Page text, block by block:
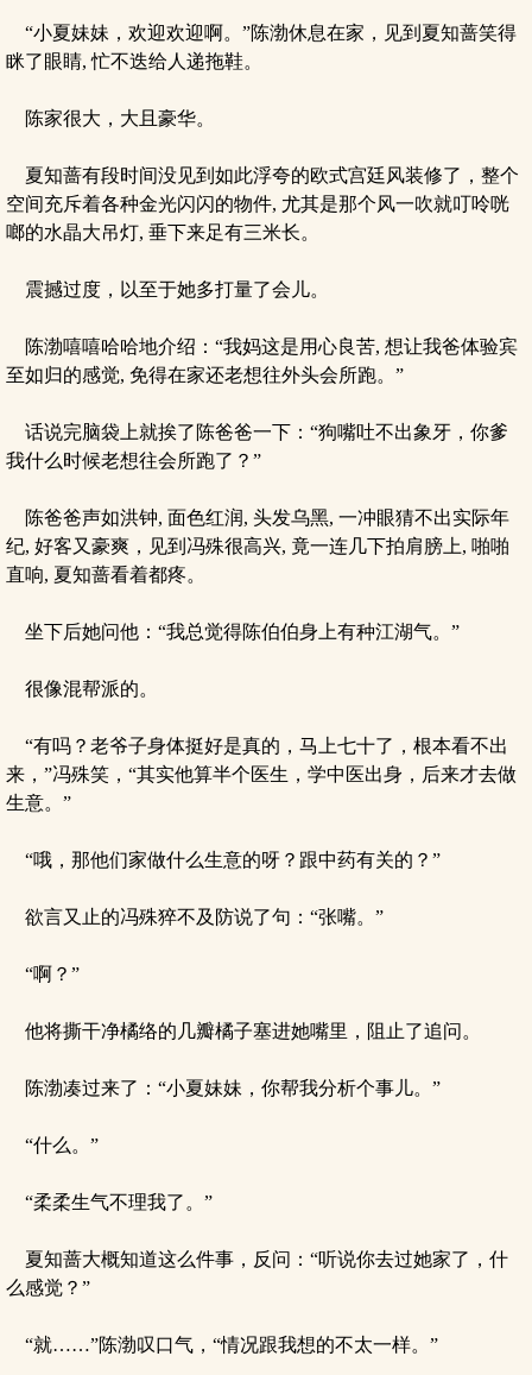
“小夏妹妹，欢迎欢迎啊。”陈渤休息在家，见到夏知蔷笑得
眯了眼睛, 忙不迭给人递拖鞋。
陈家很大，大且豪华。
夏知蔷有段时间没见到如此浮夸的欧式宫廷风装修了，整个
空间充斥着各种金光闪闪的物件, 尤其是那个风一吹就叮呤咣
啷的水晶大吊灯, 垂下来足有三米长。
震撼过度，以至于她多打量了会儿。
陈渤嘻嘻哈哈地介绍：“我妈这是用心良苦, 想让我爸体验宾
至如归的感觉, 免得在家还老想往外头会所跑。”
话说完脑袋上就挨了陈爸爸一下：“狗嘴吐不出象牙，你爹
我什么时候老想往会所跑了？”
陈爸爸声如洪钟, 面色红润, 头发乌黑, 一冲眼猜不出实际年
纪, 好客又豪爽，见到冯殊很高兴, 竟一连几下拍肩膀上, 啪啪
直响, 夏知蔷看着都疼。
坐下后她问他：“我总觉得陈伯伯身上有种江湖气。”
很像混帮派的。
“有吗？老爷子身体挺好是真的，马上七十了，根本看不出
来，”冯殊笑，“其实他算半个医生，学中医出身，后来才去做
生意。”
“哦，那他们家做什么生意的呀？跟中药有关的？”
欲言又止的冯殊猝不及防说了句：“张嘴。”
“啊？”
他将撕干净橘络的几瓣橘子塞进她嘴里，阻止了追问。
陈渤凑过来了：“小夏妹妹，你帮我分析个事儿。”
“什么。”
“柔柔生气不理我了。”
夏知蔷大概知道这么件事，反问：“听说你去过她家了，什
么感觉？”
“就……”陈渤叹口气，“情况跟我想的不太一样。”